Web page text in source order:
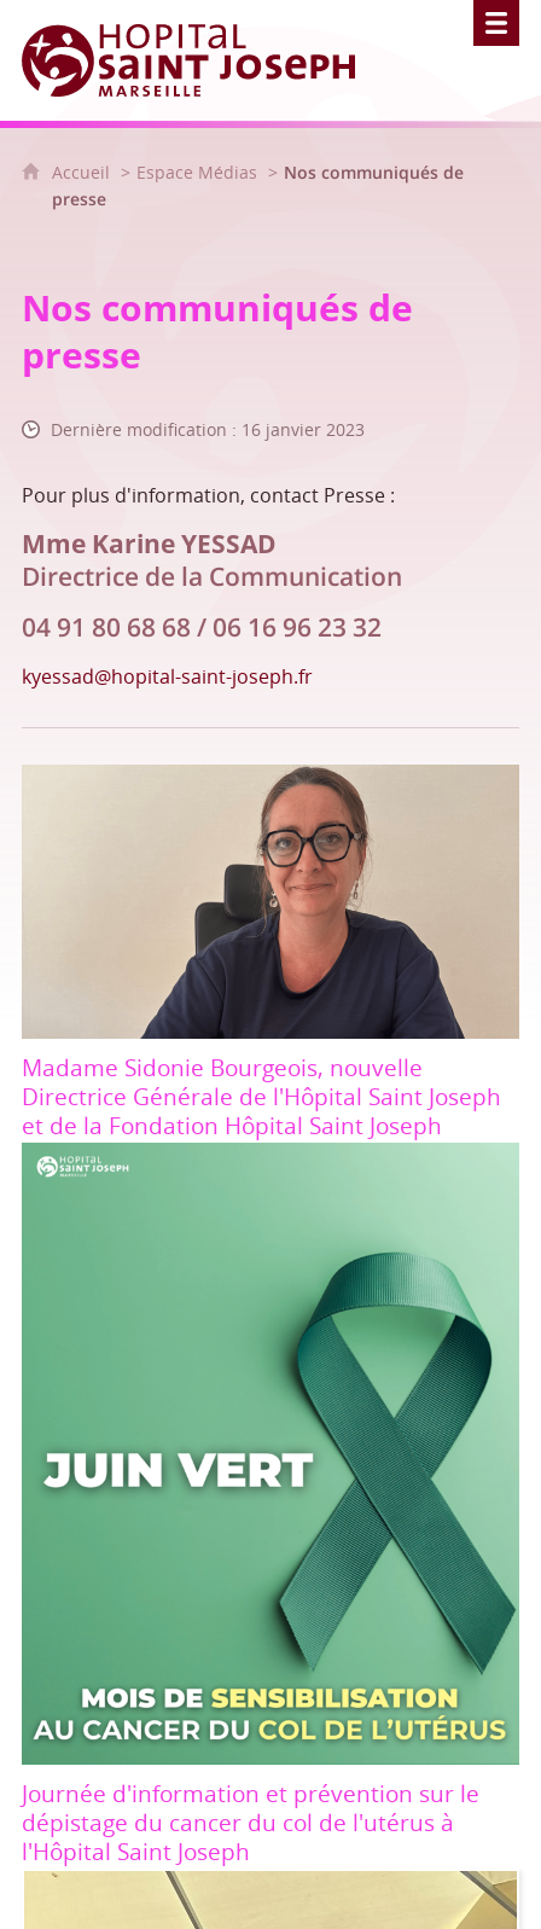
Hôpital Saint Joseph - Marseille
Accueil Espace Médias
Nos communiqués de
presse
Nos communiqués de
presse
Dernière modification : 16 janvier 2023
Pour plus d'information, contact Presse :
Mme Karine YESSAD
Directrice de la Communication
04 91 80 68 68 / 06 16 96 23 32
kyessad@hopital-saint-joseph.fr
Madame Sidonie Bourgeois, nouvelle
Directrice Générale de l'Hôpital Saint Joseph
et de la Fondation Hôpital Saint Joseph
Journée d'information et prévention sur le
dépistage du cancer du col de l'utérus à
l'Hôpital Saint Joseph